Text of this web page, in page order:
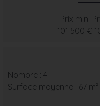
Prix mini
101 500 €
Nombre : 4
Surface moyenne : 67 m²